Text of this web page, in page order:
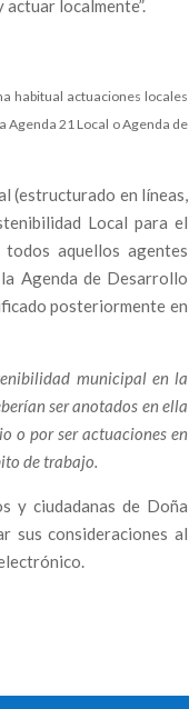
localmente”.
habitual actuaciones locales
Agenda 21 Local o Agenda de
(estructurado en líneas,
Local para el
aquellos agentes
Agenda de Desarrollo
posteriormente en
municipal en la
ser anotados en ella
o por ser actuaciones en
de trabajo.
y ciudadanas de Doña
sus consideraciones al